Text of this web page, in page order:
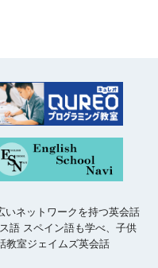
ネットワークを持つ英会話
語 スペイン語も学べ、子供
教室ジェイムズ英会話